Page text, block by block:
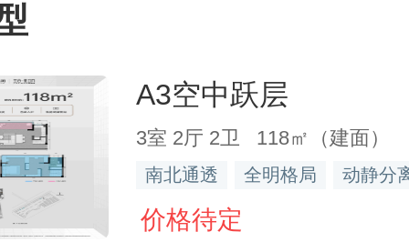
A3空中跃层
3室 2厅 2卫 118㎡（建面）
南北通透 全明格局 动静分
价格待定